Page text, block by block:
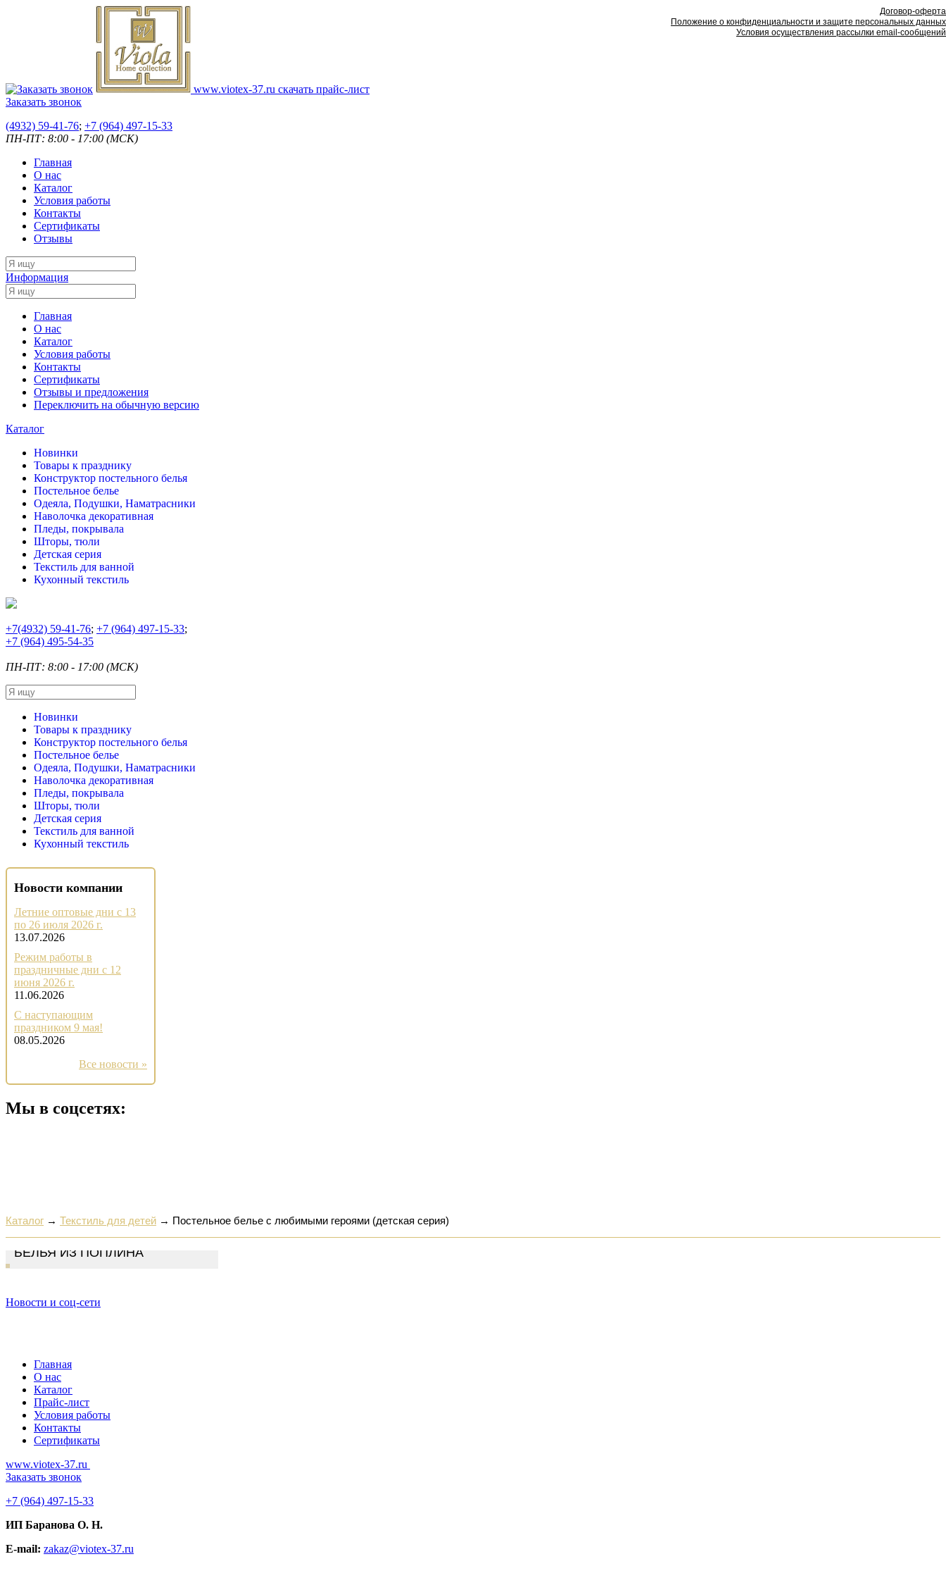
www.viotex-37.ru скачать прайс-лист
Заказать звонок
(4932) 59-41-76; +7 (964) 497-15-33
ПН-ПТ: 8:00 - 17:00 (МСК)
Главная
О нас
Каталог
Условия работы
Контакты
Сертификаты
Отзывы
Информация
Главная
О нас
Каталог
Условия работы
Контакты
Сертификаты
Отзывы и предложения
Переключить на обычную версию
Каталог
Новинки
Товары к празднику
Конструктор постельного белья
Постельное белье
Одеяла, Подушки, Наматрасники
Наволочка декоративная
Пледы, покрывала
Шторы, тюли
Детская серия
Текстиль для ванной
Кухонный текстиль
+7(4932) 59-41-76; +7 (964) 497-15-33;
+7 (964) 495-54-35
ПН-ПТ: 8:00 - 17:00 (МСК)
Новинки
Товары к празднику
Конструктор постельного белья
Постельное белье
Одеяла, Подушки, Наматрасники
Наволочка декоративная
Пледы, покрывала
Шторы, тюли
Детская серия
Текстиль для ванной
Кухонный текстиль
Новости компании
Летние оптовые дни с 13
по 26 июля 2026 г.
13.07.2026
Режим работы в
праздничные дни с 12
июня 2026 г.
11.06.2026
С наступающим
праздником 9 мая!
08.05.2026
Все новости »
Мы в соцсетях:
Каталог → Текстиль для детей → Постельное белье с любимыми героями (детская серия)
КОМПЛЕКТЫ ПОСТЕЛЬНОГО
БЕЛЬЯ ИЗ ПОПЛИНА
Новости и соц-сети
Главная
О нас
Каталог
Прайс-лист
Условия работы
Контакты
Сертификаты
www.viotex-37.ru
Заказать звонок
+7 (964) 497-15-33
ИП Баранова О. Н.
E-mail: zakaz@viotex-37.ru
Договор-оферта
Положение о конфиденциальности и защите персональных данных
Условия осуществления рассылки email-сообщений